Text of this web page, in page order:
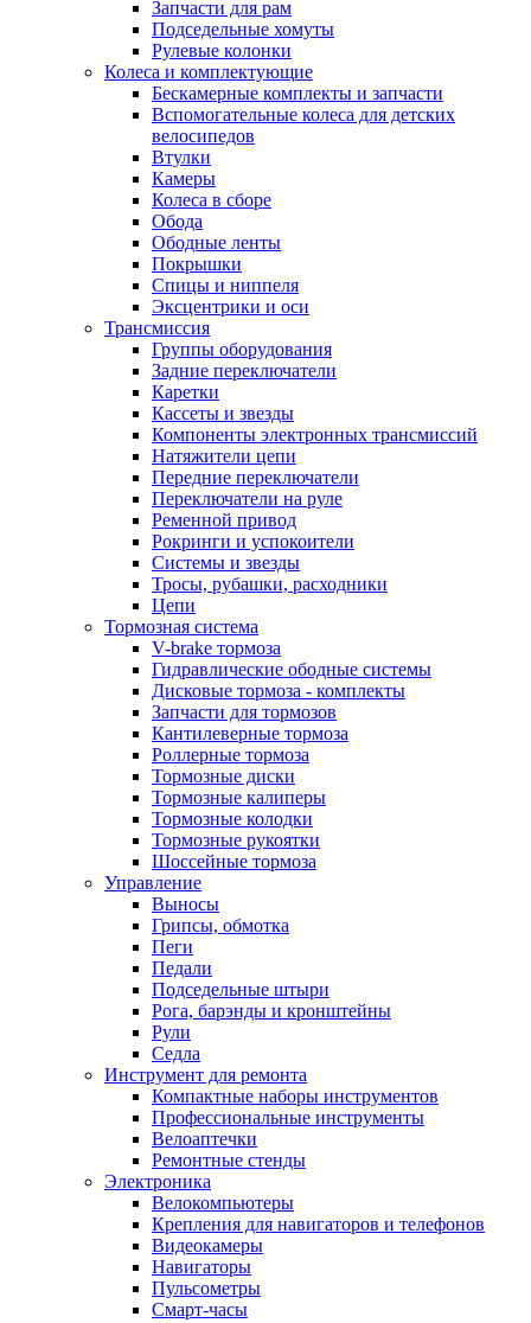
Запчасти для рам
Подседельные хомуты
Рулевые колонки
Колеса и комплектующие
Бескамерные комплекты и запчасти
Вспомогательные колеса для детских
велосипедов
Втулки
Камеры
Колеса в сборе
Обода
Ободные ленты
Покрышки
Спицы и ниппеля
Эксцентрики и оси
Трансмиссия
Группы оборудования
Задние переключатели
Каретки
Кассеты и звезды
Компоненты электронных трансмиссий
Натяжители цепи
Передние переключатели
Переключатели на руле
Ременной привод
Рокринги и успокоители
Системы и звезды
Тросы, рубашки, расходники
Цепи
Тормозная система
V-brake тормоза
Гидравлические ободные системы
Дисковые тормоза - комплекты
Запчасти для тормозов
Кантилеверные тормоза
Роллерные тормоза
Тормозные диски
Тормозные калиперы
Тормозные колодки
Тормозные рукоятки
Шоссейные тормоза
Управление
Выносы
Грипсы, обмотка
Пеги
Педали
Подседельные штыри
Рога, барэнды и кронштейны
Рули
Седла
Инструмент для ремонта
Компактные наборы инструментов
Профессиональные инструменты
Велоаптечки
Ремонтные стенды
Электроника
Велокомпьютеры
Крепления для навигаторов и телефонов
Видеокамеры
Навигаторы
Пульсометры
Смарт-часы